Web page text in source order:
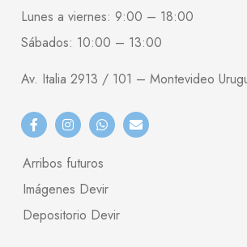
Lunes a viernes: 9:00 – 18:00
Sábados: 10:00 – 13:00
Av. Italia 2913 / 101 – Montevideo
Arribos futuros
Imágenes Devir
Depositorio Devir